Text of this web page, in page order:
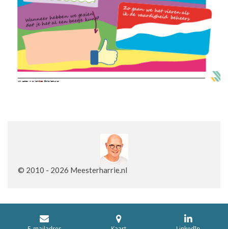
© 2010 - 2026 Meesterharrie.nl